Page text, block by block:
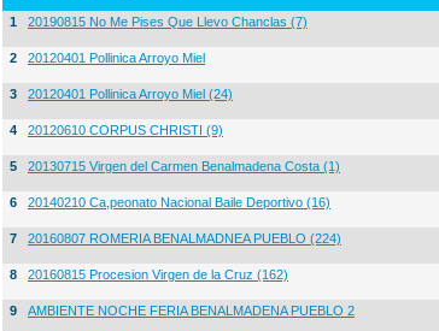
1 20190815 No Me Pises Que Llevo Chanclas (7)
2 20120401 Pollinica Arroyo Miel
3 20120401 Pollinica Arroyo Miel (24)
4 20120610 CORPUS CHRISTI (9)
5 20130715 Virgen del Carmen Benalmadena Costa (1)
6 20140210 Ca,peonato Nacional Baile Deportivo (16)
7 20160807 ROMERIA BENALMADNEA PUEBLO (224)
8 20160815 Procesion Virgen de la Cruz (162)
9 AMBIENTE NOCHE FERIA BENALMADENA PUEBLO 2